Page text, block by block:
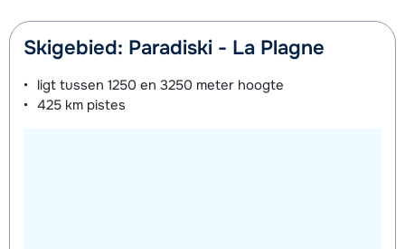
Skigebied: Paradiski - La Plagne
ligt tussen 1250 en 3250 meter hoogte
425 km pistes